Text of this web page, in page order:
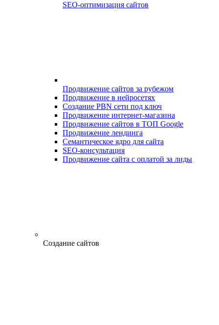
SEO-оптимизация сайтов
Продвижение сайтов за рубежом
Продвижение в нейросетях
Создание PBN сети под ключ
Продвижение интернет-магазина
Продвижение сайтов в ТОП Google
Продвижение лендинга
Семантическое ядро для сайта
SEO-консультация
Продвижение сайта с оплатой за лиды
Создание сайтов